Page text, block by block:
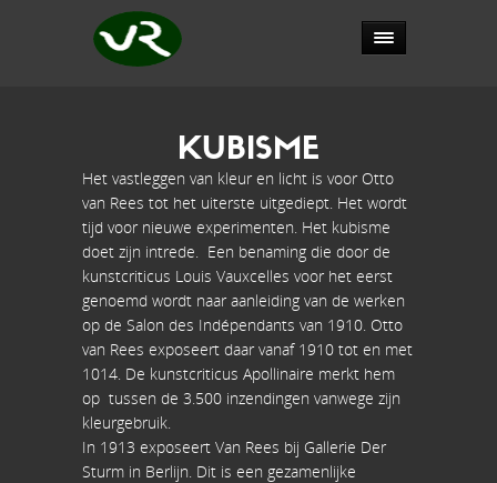
KUBISME
Het vastleggen van kleur en licht is voor Otto
van Rees tot het uiterste uitgediept. Het wordt
tijd voor nieuwe experimenten. Het kubisme
doet zijn intrede. Een benaming die door de
kunstcriticus Louis Vauxcelles voor het eerst
genoemd wordt naar aanleiding van de werken
op de Salon des Indépendants van 1910. Otto
van Rees exposeert daar vanaf 1910 tot en met
1014. De kunstcriticus Apollinaire merkt hem
op tussen de 3.500 inzendingen vanwege zijn
kleurgebruik.
In 1913 exposeert Van Rees bij Gallerie Der
Sturm in Berlijn. Dit is een gezamenlijke